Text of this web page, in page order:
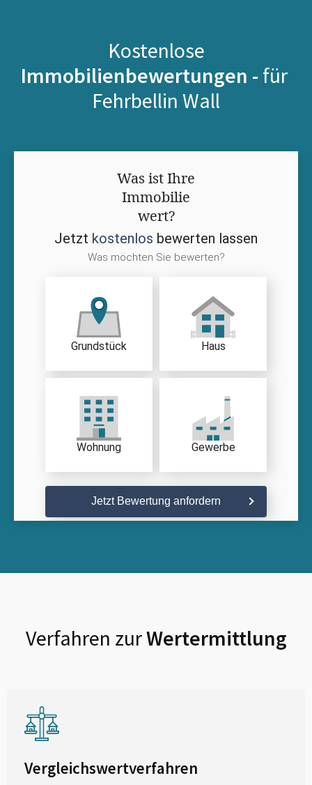
Kostenlose
Immobilienbewertungen - für
Fehrbellin Wall
Was ist Ihre
Immobilie
wert?
Jetzt kostenlos bewerten lassen
Was möchten Sie bewerten?
Grundstück Haus
Wohnung Gewerbe
Jetzt Bewertung anfordern
Verfahren zurWertermittlung
Vergleichswertverfahren